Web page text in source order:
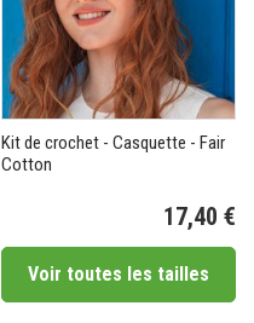
Kit de crochet - Casquette - Fair
Cotton
17,40 €
Voir toutes les tailles